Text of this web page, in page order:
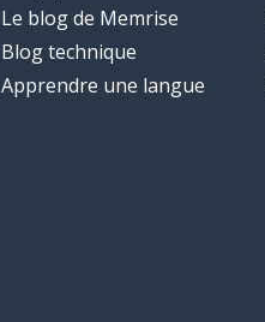
Le blog de Memrise
Blog technique
Apprendre une langue